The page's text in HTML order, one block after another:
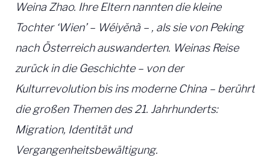
Weina Zhao. Ihre Eltern nannten die kleine
Tochter ‘Wien’ – Wéiyěnà – , als sie von Peking
nach Österreich auswanderten. Weinas Reise
zurück in die Geschichte – von der
Kulturrevolution bis ins moderne China – berührt
die großen Themen des 21. Jahrhunderts:
Migration, Identität und
Vergangenheitsbewältigung.